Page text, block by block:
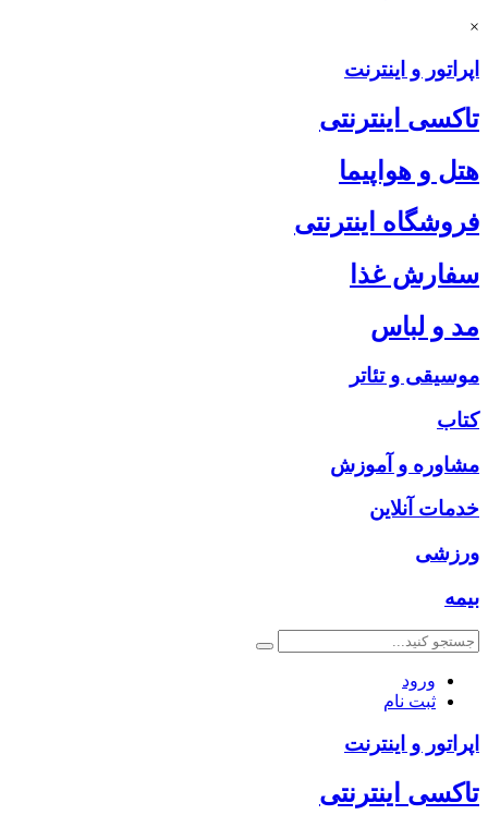
×
اپراتور و اینترنت
تاکسی اینترنتی
هتل و هواپیما
فروشگاه اینترنتی
سفارش غذا
مد و لباس
موسیقی و تئاتر
کتاب
مشاوره و آموزش
خدمات آنلاین
ورزشی
بیمه
ورود
ثبت نام
اپراتور و اینترنت
تاکسی اینترنتی